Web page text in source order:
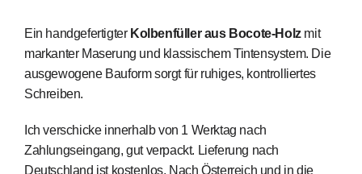
Ein handgefertigter Kolbenfüller aus Bocote-Holzmit
markanter Maserung und klassischem Tintensystem. Die
ausgewogene Bauform sorgt für ruhiges, kontrolliertes
Schreiben.
Ich verschicke innerhalb von 1 Werktag nach
Zahlungseingang, gut verpackt. Lieferung nach
Deutschland ist kostenlos. Nach Österreich und in die